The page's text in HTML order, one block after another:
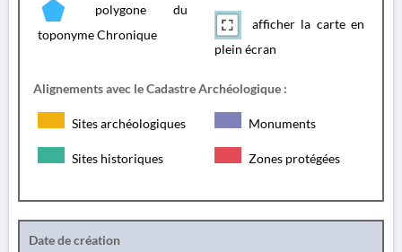
polygone du
toponyme Chronique
afficher la carte en
plein écran
Alignements avec le Cadastre Archéologique :
Sites archéologiques Monuments
Sites historiques Zones protégées
Date de création